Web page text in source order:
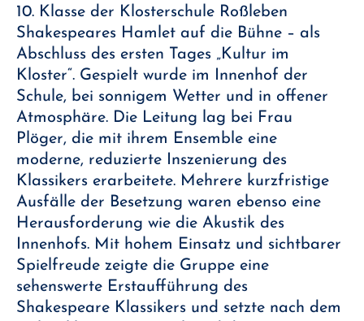
10. Klasse der Klosterschule Roßleben
Shakespeares Hamlet auf die Bühne – als
Abschluss des ersten Tages „Kultur im
Kloster“. Gespielt wurde im Innenhof der
Schule, bei sonnigem Wetter und in offener
Atmosphäre. Die Leitung lag bei Frau
Plöger, die mit ihrem Ensemble eine
moderne, reduzierte Inszenierung des
Klassikers erarbeitete. Mehrere kurzfristige
Ausfälle der Besetzung waren ebenso eine
Herausforderung wie die Akustik des
Innenhofs. Mit hohem Einsatz und sichtbarer
Spielfreude zeigte die Gruppe eine
sehenswerte Erstaufführung des
Shakespeare Klassikers und setzte nach dem